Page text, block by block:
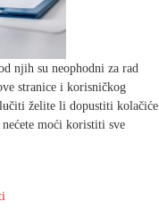
njih su neophodni za rad
stranice i korisničkog
želite li dopustiti kolačiće
moći koristiti sve